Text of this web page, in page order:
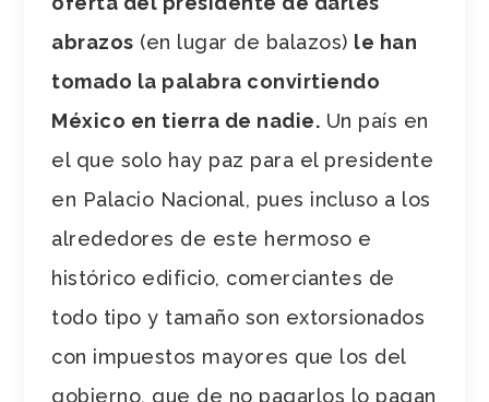
abrazos (en lugar de balazos) le han
tomado la palabra convirtiendo
México en tierra de nadie. Un país en
el que solo hay paz para el presidente
en Palacio Nacional, pues incluso a los
alrededores de este hermoso e
histórico edificio, comerciantes de
todo tipo y tamaño son extorsionados
con impuestos mayores que los del
gobierno, que de no pagarlos lo pagan